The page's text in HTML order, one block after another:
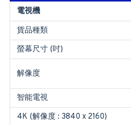
電視機
貨品種類
螢幕尺寸 (吋)
解像度
智能電視
4K (解像度 : 3840 x 2160)